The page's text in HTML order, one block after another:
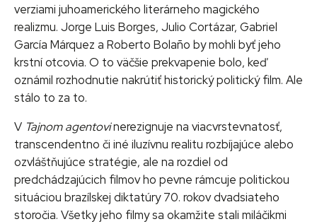
verziami juhoamerického literárneho magického
realizmu. Jorge Luis Borges, Julio Cortázar, Gabriel
García Márquez a Roberto Bolaño by mohli byť jeho
krstní otcovia. O to väčšie prekvapenie bolo, keď
oznámil rozhodnutie nakrútiť historický politický film. Ale
stálo to za to.
V Tajnom agentovinerezignuje na viacvrstevnatosť,
transcendentno či iné iluzívnu realitu rozbíjajúce alebo
ozvláštňujúce stratégie, ale na rozdiel od
predchádzajúcich filmov ho pevne rámcuje politickou
situáciou brazílskej diktatúry 70. rokov dvadsiateho
storočia. Všetky jeho filmy sa okamžite stali miláčikmi